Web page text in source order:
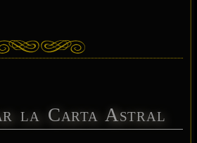
la Carta Astral